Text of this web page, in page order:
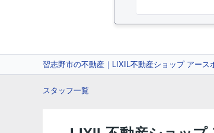
習志野市の不動産｜LIXIL不動産ショップ アース
スタッフ一覧